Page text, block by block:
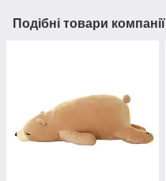
Подібні товари компанії